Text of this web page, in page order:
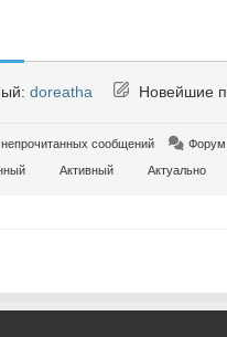
doreatha Новейшие
сообщений
Форум
Активный Актуально